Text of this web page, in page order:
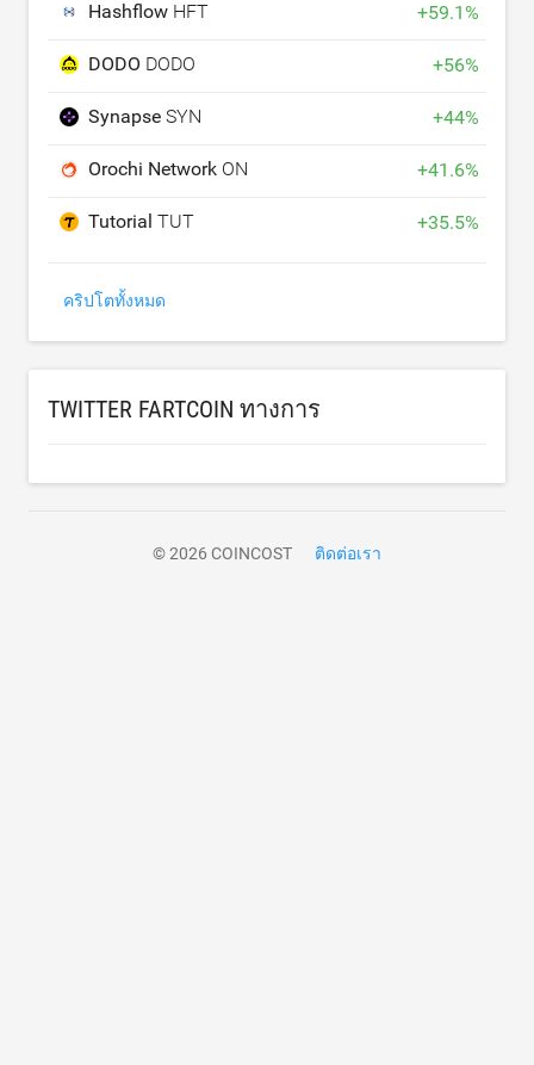
Hashflow HFT +59.1%
DODO DODO +56%
Synapse SYN +44%
Orochi Network ON +41.6%
Tutorial TUT +35.5%
คริปโตทั้งหมด
TWITTER FARTCOIN ทางการ
© 2026 COINCOST ติดต่อเรา